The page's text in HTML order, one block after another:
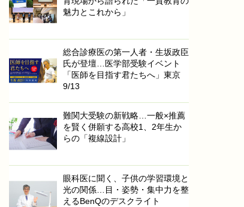
魅力とこれから」
総合診療医の第一人者・生坂政臣
氏が登壇…医学部受験イベント
「医師を目指す君たちへ」東京
9/13
難関大受験の新戦略…一般×推薦
を賢く併願する高校1、2年生か
らの「複線設計」
眼科医に聞く、子供の学習環境と
光の関係…目・姿勢・集中力を整
えるBenQのデスクライト